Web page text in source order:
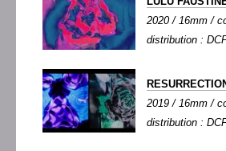
2020 / 16mm /
distribution :
2019 / 16mm /
distribution :